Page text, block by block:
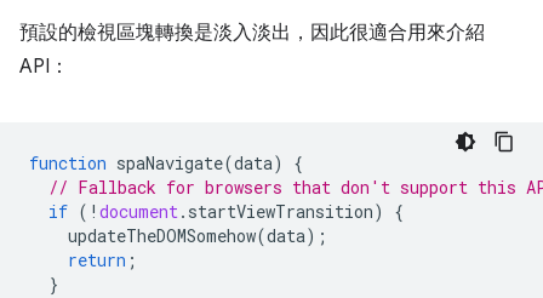
預設的檢視區塊轉換是淡入淡出，因此很適合用來介紹
API：
function spaNavigate(data)
{
// Fallback for browsers that don't support this
if ( ! document. startViewTransition)
{
updateTheDOMSomehow(data);
return ;
}